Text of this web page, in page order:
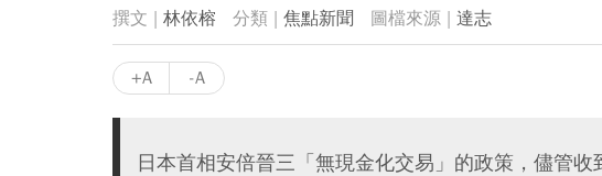
林依榕 焦點新聞 達志
+A -A
日本首相安倍晉三「無現金化交易」的政策，儘管